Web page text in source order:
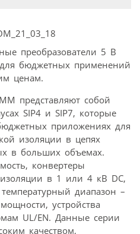
преобразователи 5 В
бюджетных применений
ценам.
представляют собой
SIP4 и SIP7, которые
приложениях для
изоляции в цепях
в больших объемах.
конвертеры
в 1 или 4 кВ DC,
диапазон –
устройства
UL/EN. Данные серии
качеством,